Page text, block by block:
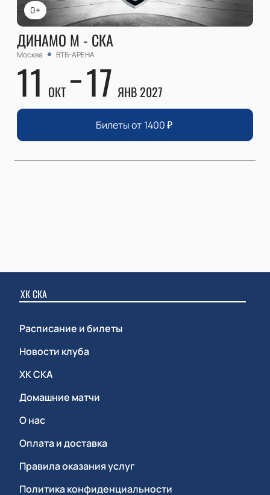
0+
ДИНАМО М - СКА
Москва ВТБ-АРЕНА
11 ОКТ 17 ЯНВ 2027
Билеты от 1400₽
ХК СКА
Расписание и билеты
Новости клуба
ХК СКА
Домашние матчи
О нас
Оплата и доставка
Правила оказания услуг
Политика конфиденциальности